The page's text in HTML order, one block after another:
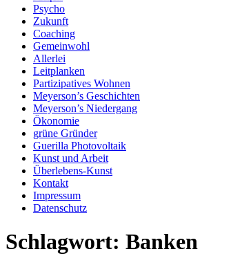
Psycho
Zukunft
Coaching
Gemeinwohl
Allerlei
Leitplanken
Partizipatives Wohnen
Meyerson’s Geschichten
Meyerson’s Niedergang
Ökonomie
grüne Gründer
Guerilla Photovoltaik
Kunst und Arbeit
Überlebens-Kunst
Kontakt
Impressum
Datenschutz
Schlagwort: Banken